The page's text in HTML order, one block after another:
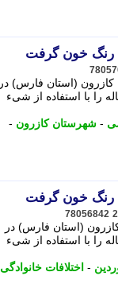
رنگ خون گرفت
کازرون (استان فارس) در
فروردین سال جاری، زن و شوهر متهمی که یک مرد 37 ساله را با استفاده از شیء
- شهرستان کازرون -
رنگ خون گرفت
78056842
(استان فارس) در
فروردین سال جاری، زن و شوهر متهمی که یک مرد 37 ساله را با استفاده از شیء
- اختلافات خانوادگی